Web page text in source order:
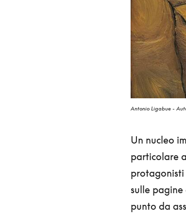
Antonio Ligabue -
Un nucleo
particolare
protagonisti
sulle
punto da